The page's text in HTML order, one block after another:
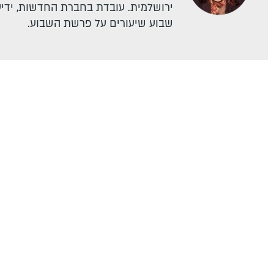
ירושלמית. עובדת בחברת החדשות,
שבוע שיעורים על פרשת השבוע.